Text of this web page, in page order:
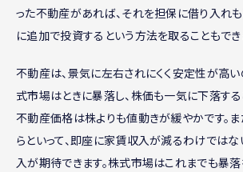
った不動産があれば、それを担保に借り入れ
に追加で投資するという方法を取ることもでき
不動産は、景気に左右されにくく安定性が高い
式市場はときに暴落し、株価も一気に下落する
不動産価格は株よりも値動きが緩やかです。ま
らといって、即座に家賃収入が減るわけではな
入が期待できます。株式市場はこれまでも暴